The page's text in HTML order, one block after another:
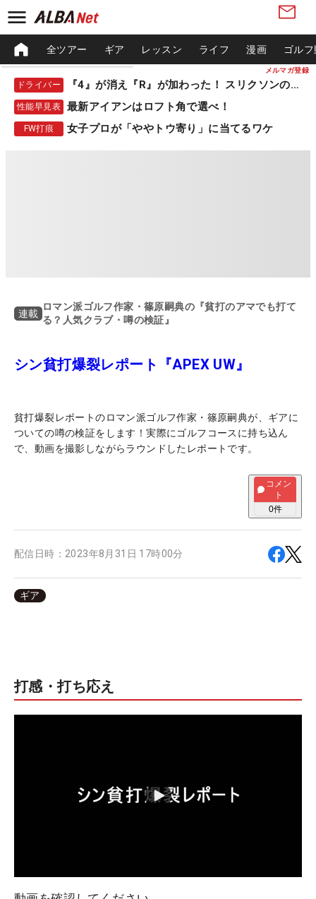
メルマガ登録
全ツアー ギア レッスン ライフ 漫画 ゴル
ドライバー 『4』が消え『R』が加わった！ スリクソンの新作
性能早見表 最新アイアンはロフト角で選べ！
FW打痕 女子プロが「ややトウ寄り」に当てるワケ
連載
ロマン派ゴルフ作家・篠原嗣典の『貧打のアマでも打て
る？人気クラブ・噂の検証』
シン貧打爆裂レポート『APEX UW』
貧打爆裂レポートのロマン派ゴルフ作家・篠原嗣典が、ギアに
ついての噂の検証をします！実際にゴルフコースに持ち込ん
で、動画を撮影しながらラウンドしたレポートです。
コメン
ト
0件
配信日時： 2023年8月31日 17時00分
ギア
打感・打ち応え